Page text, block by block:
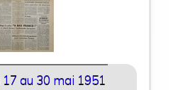
17 au 30 mai 1951